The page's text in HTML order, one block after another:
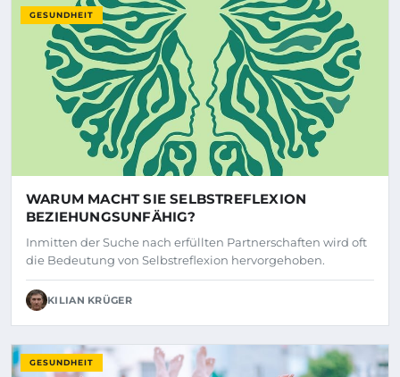
GESUNDHEIT
WARUM MACHT SIE SELBSTREFLEXION
BEZIEHUNGSUNFÄHIG?
Inmitten der Suche nach erfüllten Partnerschaften wird oft
die Bedeutung von Selbstreflexion hervorgehoben.
KILIAN KRÜGER
GESUNDHEIT